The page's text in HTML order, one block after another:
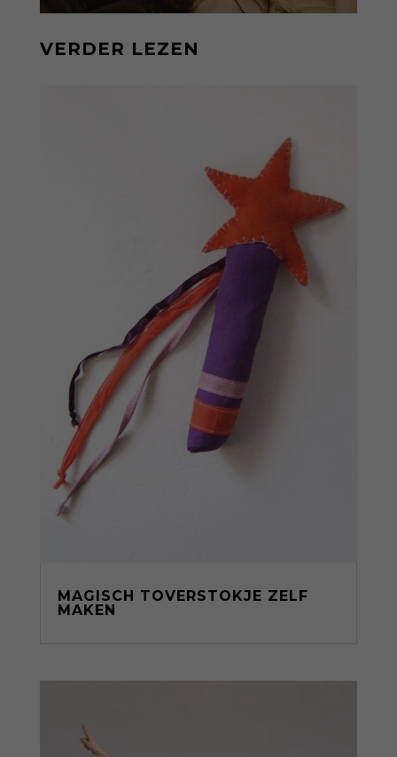
VERDER LEZEN
MAGISCH TOVERSTOKJE ZELF
MAKEN